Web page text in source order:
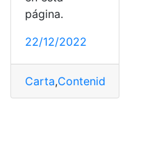
página.
22/12/2022
Carta,Contenido